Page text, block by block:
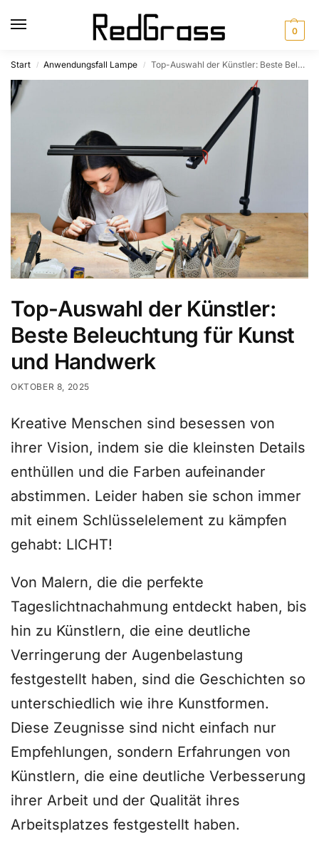
0
Start / Anwendungsfall Lampe / Top-Auswahl der Künstler: Beste Beleuchtung für Kunst und Handwerk
Top-Auswahl der Künstler:
Beste Beleuchtung für Kunst
und Handwerk
OKTOBER 8, 2025
Kreative Menschen sind besessen von
ihrer Vision, indem sie die kleinsten Details
enthüllen und die Farben aufeinander
abstimmen. Leider haben sie schon immer
mit einem Schlüsselelement zu kämpfen
gehabt: LICHT!
Von Malern, die die perfekte
Tageslichtnachahmung entdeckt haben, bis
hin zu Künstlern, die eine deutliche
Verringerung der Augenbelastung
festgestellt haben, sind die Geschichten so
unterschiedlich wie ihre Kunstformen.
Diese Zeugnisse sind nicht einfach nur
Empfehlungen, sondern Erfahrungen von
Künstlern, die eine deutliche Verbesserung
ihrer Arbeit und der Qualität ihres
Arbeitsplatzes festgestellt haben.